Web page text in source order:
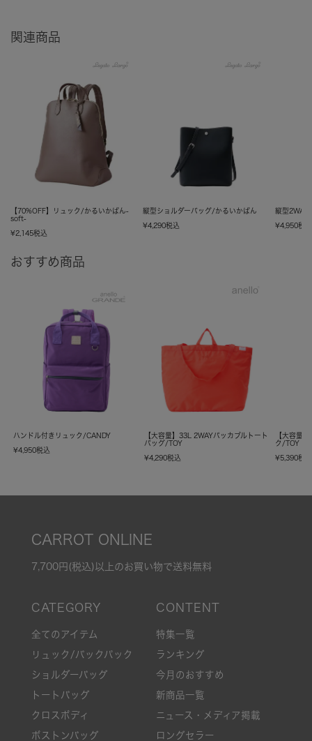
関連商品
【70%OFF】リュック/かるいかばん-
soft-
¥2,145税込
縦型ショルダーバッグ/かるいかばん
¥4,290税込
縦型2WAY
¥4,950税込
おすすめ商品
ハンドル付きリュック/CANDY
¥4,950税込
【大容量】33L 2WAYパッカブルトート
バッグ/TOY
¥4,290税込
【大容量
ク/TOY
¥5,390税込
CARROT ONLINE
7,700円(税込)以上のお買い物で送料無料
全てのアイテム
リュック/バックパック
ショルダーバッグ
トートバッグ
クロスボディ
ボストンバッグ
特集一覧
ランキング
今月のおすすめ
新商品一覧
ニュース・メディア掲載
ロングセラー